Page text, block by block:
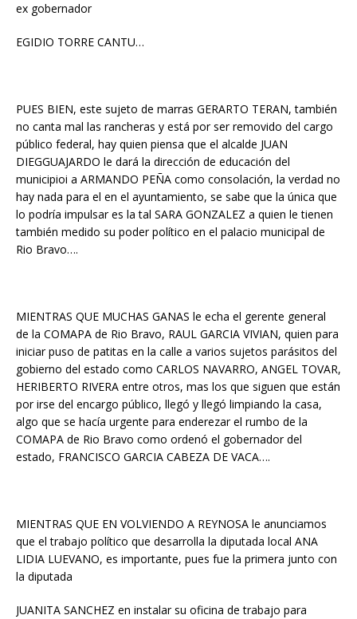
ex gobernador
EGIDIO TORRE CANTU…
PUES BIEN, este sujeto de marras GERARTO TERAN, también
no canta mal las rancheras y está por ser removido del cargo
público federal, hay quien piensa que el alcalde JUAN
DIEGGUAJARDO le dará la dirección de educación del
municipioi a ARMANDO PEÑA como consolación, la verdad no
hay nada para el en el ayuntamiento, se sabe que la única que
lo podría impulsar es la tal SARA GONZALEZ a quien le tienen
también medido su poder político en el palacio municipal de
Rio Bravo….
MIENTRAS QUE MUCHAS GANAS le echa el gerente general
de la COMAPA de Rio Bravo, RAUL GARCIA VIVIAN, quien para
iniciar puso de patitas en la calle a varios sujetos parásitos del
gobierno del estado como CARLOS NAVARRO, ANGEL TOVAR,
HERIBERTO RIVERA entre otros, mas los que siguen que están
por irse del encargo público, llegó y llegó limpiando la casa,
algo que se hacía urgente para enderezar el rumbo de la
COMAPA de Rio Bravo como ordenó el gobernador del
estado, FRANCISCO GARCIA CABEZA DE VACA….
MIENTRAS QUE EN VOLVIENDO A REYNOSA le anunciamos
que el trabajo político que desarrolla la diputada local ANA
LIDIA LUEVANO, es importante, pues fue la primera junto con
la diputada
JUANITA SANCHEZ en instalar su oficina de trabajo para